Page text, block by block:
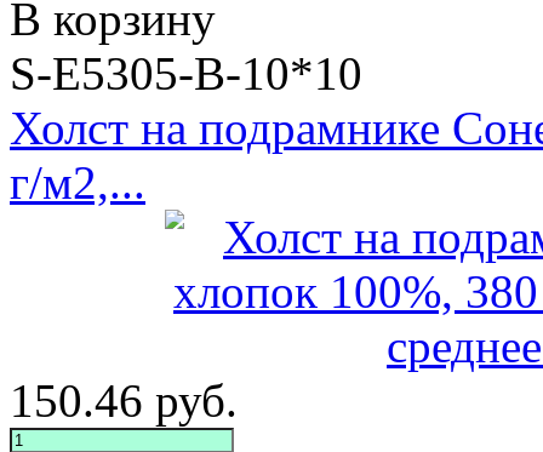
В корзину
S-E5305-B-10*10
Холст на подрамнике
г/м2,...
150.46 руб.